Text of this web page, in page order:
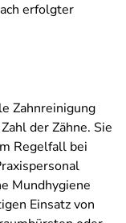
erfolgter
Zahnreinigung
der Zähne. Sie
Regelfall bei
Mundhygiene
Einsatz von